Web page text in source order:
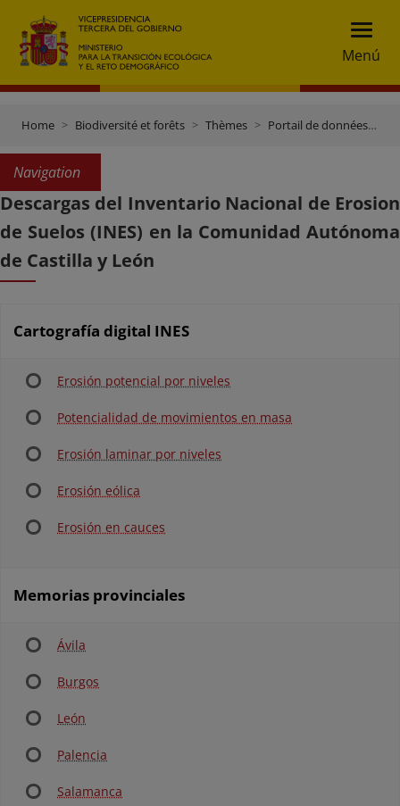
Menú
Home Biodiversité et forêts Thèmes Portail de données et inventaires
Navigation
Descargas del Inventario Nacional de Erosion
de Suelos (INES) en la Comunidad Autónoma
de Castilla y León
Cartografía digital INES
Erosión potencial por niveles
Potencialidad de movimientos en masa
Erosión laminar por niveles
Erosión eólica
Erosión en cauces
Memorias provinciales
Ávila
Burgos
León
Palencia
Salamanca